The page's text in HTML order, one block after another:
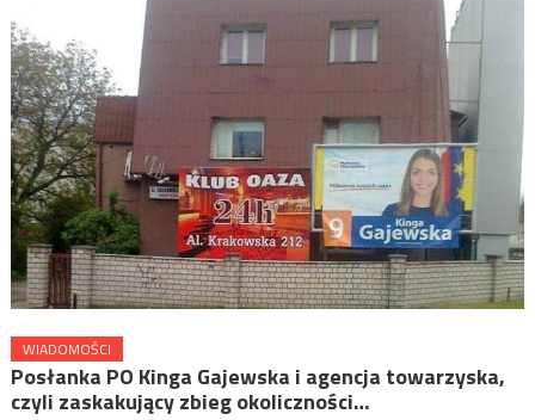
WIADOMOŚCI
Posłanka PO Kinga Gajewska i agencja towarzyska,
czyli zaskakujący zbieg okoliczności…